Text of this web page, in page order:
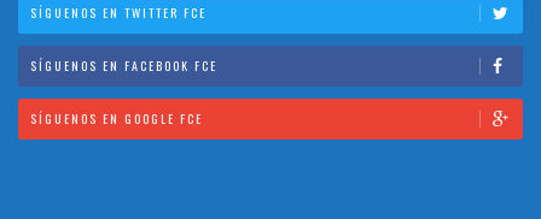
SÍGUENOS EN TWITTER FCE
SÍGUENOS EN FACEBOOK FCE
SÍGUENOS EN GOOGLE FCE